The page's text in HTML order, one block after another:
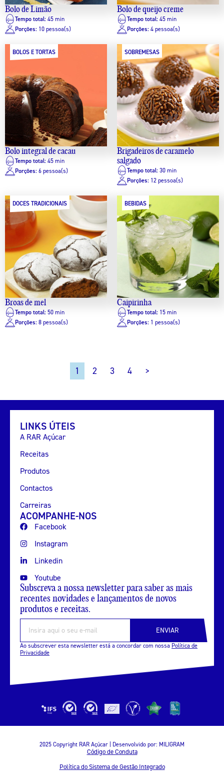
Bolo de Limão
Tempo total: 45 min
Porções: 10 pessoa(s)
Bolo de queijo creme
Tempo total: 45 min
Porções: 4 pessoa(s)
BOLOS E TORTAS
Bolo integral de cacau
Tempo total: 45 min
Porções: 6 pessoa(s)
SOBREMESAS
Brigadeiros de caramelo
salgado
Tempo total: 30 min
Porções: 12 pessoa(s)
DOCES TRADICIONAIS
Broas de mel
Tempo total: 50 min
Porções: 8 pessoa(s)
BEBIDAS
Caipirinha
Tempo total: 15 min
Porções: 1 pessoa(s)
1 2 3 4 >
LINKS ÚTEIS
A RAR Açúcar
Receitas
Produtos
Contactos
Carreiras
ACOMPANHE-NOS
Facebook
Instagram
Linkedin
Youtube
Subscreva a nossa newsletter para saber as mais
recentes novidades e lançamentos de novos
produtos e receitas.
ENVIAR
Ao subscrever esta newsletter está a concordar com nossa Política de
Privacidade
2025 Copyright RAR Açúcar | Desenvolvido por: MILIGRAM
Código de Conduta
Política do Sistema de Gestão Integrado